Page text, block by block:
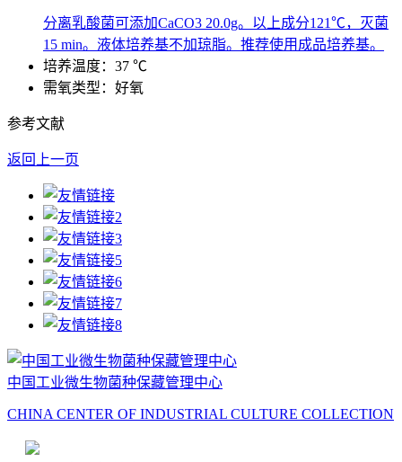
分离乳酸菌可添加CaCO3 20.0g。以上成分121℃，灭菌
15 min。液体培养基不加琼脂。推荐使用成品培养基。
培养温度：37 ℃
需氧类型：好氧
参考文献
返回上一页
中国工业微生物菌种保藏管理中心
CHINA CENTER OF INDUSTRIAL CULTURE COLLECTION